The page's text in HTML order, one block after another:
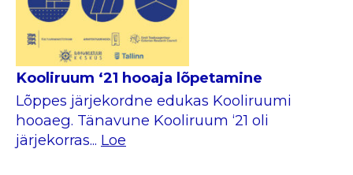
Kooliruum ‘21 hooaja lõpetamine
Lõppes järjekordne edukas Kooliruumi
hooaeg. Tänavune Kooliruum ‘21 oli
järjekorras... Loe